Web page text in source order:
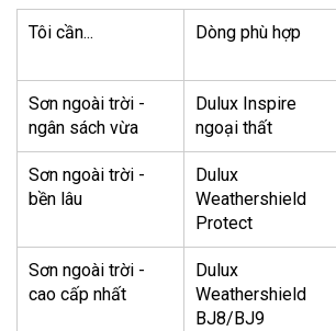
Tôi cần... Dòng phù hợp
Sơn ngoài trời -
ngân sách vừa
Dulux Inspire
ngoại thất
Sơn ngoài trời -
bền lâu
Dulux
Weathershield
Protect
Sơn ngoài trời -
cao cấp nhất
Dulux
Weathershield
BJ8/BJ9